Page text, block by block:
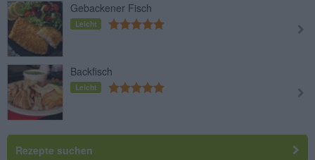
Gebackener Fisch
Leicht
Backfisch
Leicht
Rezepte suchen